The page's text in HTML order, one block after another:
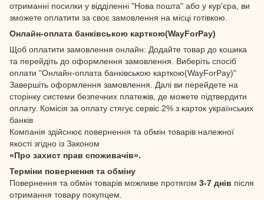
отриманні посилки у відділенні "Нова пошта" або у кур'єра, ви
зможете оплатити за своє замовлення на місці готівкою.
Онлайн-оплата банківською карткою(WayForPay)
Щоб оплатити замовлення онлайн: Додайте товар до кошика
та перейдіть до оформлення замовлення. Виберіть спосіб
оплати "Онлайн-оплата банківською карткою(WayForPay)"
Завершіть оформлення замовлення. Далі ви перейдете на
сторінку системи безпечних платежів, де можете підтвердити
оплату. Комісія за оплату стягує сервіс 2% з карток українських
банків
Компанія здійснює повернення та обмін товарів належної
якості згідно із Законом
«Про захист прав споживачів».
Терміни повернення та обміну
Повернення та обмін товарів можливе протягом 3-7 днів після
отримання товару покупцем.